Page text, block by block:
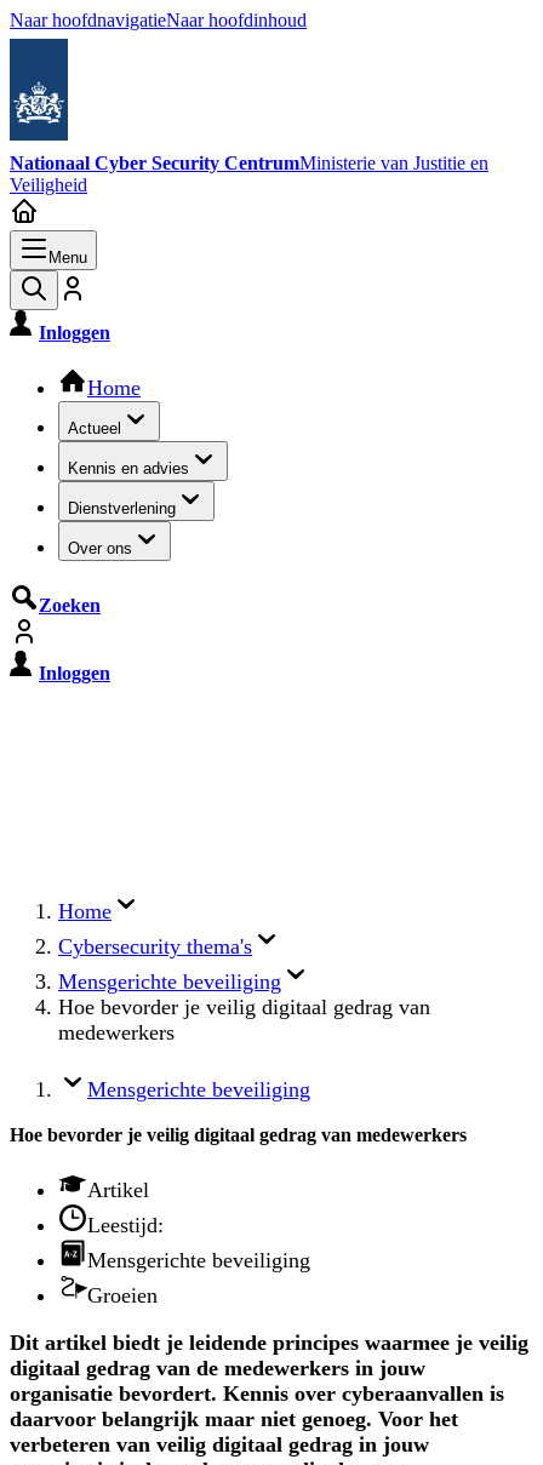
Naar hoofdnavigatieNaar hoofdinhoud
Nationaal Cyber Security CentrumMinisterie van Justitie en
Veiligheid
Menu
Inloggen
Hoofdnavigatie
Home
Actueel
Kennis en advies
Dienstverlening
Over ons
Zoeken
Inloggen
Home
Cybersecurity thema's
Mensgerichte beveiliging
Hoe bevorder je veilig digitaal gedrag van
medewerkers
Mensgerichte beveiliging
Hoe bevorder je veilig digitaal gedrag van medewerkers
Artikel
Leestijd:
Mensgerichte beveiliging
Groeien
Dit artikel biedt je leidende principes waarmee je veilig
digitaal gedrag van de medewerkers in jouw
organisatie bevordert. Kennis over cyberaanvallen is
daarvoor belangrijk maar niet genoeg. Voor het
verbeteren van veilig digitaal gedrag in jouw